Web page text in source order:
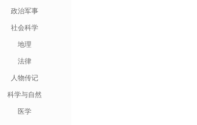
政治军事
社会科学
地理
法律
人物传记
科学与自然
医学